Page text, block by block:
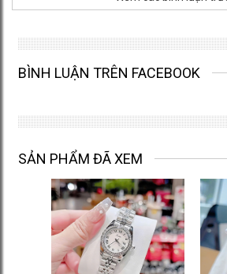
BÌNH LUẬN TRÊN FACEBOOK
SẢN PHẨM ĐÃ XEM